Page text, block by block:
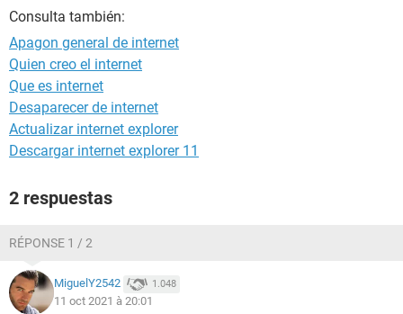
Consulta también:
Apagon general de internet
Quien creo el internet
Que es internet
Desaparecer de internet
Actualizar internet explorer
Descargar internet explorer 11
2 respuestas
RÉPONSE 1 / 2
MiguelY2542 1.048
11 oct 2021 à 20:01